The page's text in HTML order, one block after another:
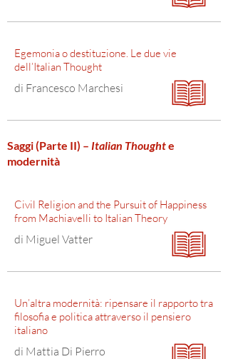
Egemonia o destituzione. Le due vie
dell’Italian Thought
di Francesco Marchesi
Saggi (Parte II) – Italian Thoughte
modernità
Civil Religion and the Pursuit of Happiness
from Machiavelli to Italian Theory
di Miguel Vatter
Un’altra modernità: ripensare il rapporto tra
filosofia e politica attraverso il pensiero
italiano
di Mattia Di Pierro